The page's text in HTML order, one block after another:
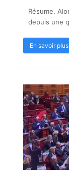
Résume.
depuis une
En savoir plus